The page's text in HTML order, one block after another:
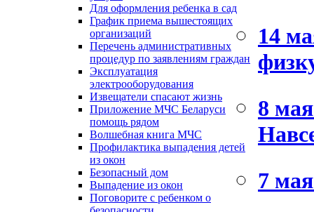
Для оформления ребенка в сад
График приема вышестоящих
организаций
Перечень административных
процедур по заявлениям граждан
Эксплуатация
электрооборудования
Извещатели спасают жизнь
Приложение МЧС Беларуси
помощь рядом
Волшебная книга МЧС
Профилактика выпадения детей
из окон
Безопасный дом
Выпадение из окон
Поговорите с ребенком о
14
8
7